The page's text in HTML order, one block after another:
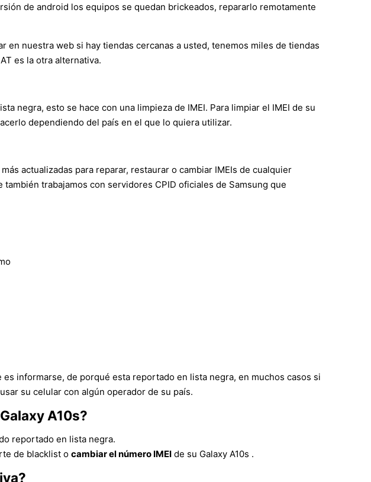
de android los equipos se quedan brickeados, repararlo remotamente
nuestra web si hay tiendas cercanas a usted, tenemos miles de tiendas
es la otra alternativa.
negra, esto se hace con una limpieza de IMEI. Para limpiar el IMEI de su
dependiendo del país en el que lo quiera utilizar.
actualizadas para reparar, restaurar o cambiar IMEIs de cualquier
trabajamos con servidores CPID oficiales de Samsung que
informarse, de porqué esta reportado en lista negra, en muchos casos si
su celular con algún operador de su país.
A10s?
reportado en lista negra.
de blacklist o cambiar el número IMEI de su Galaxy A10s .